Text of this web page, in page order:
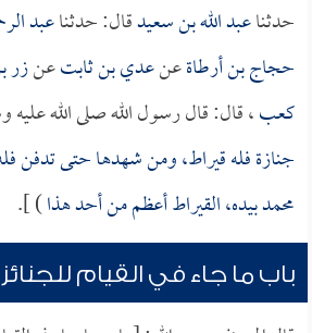
حدثناعبد الله بن سعيدقال: حدثناعبد
حجاج بن أرطاةعنعدي بن ثابتعنزر
كعب، قال: قال رسول الله صلى الله
جنازة فله قيراط، ومن شهدها حتى تدفن
محمد بيده، القيراط أعظم من أحد هذا) ].
باب ما جاء في القيام للجنائز